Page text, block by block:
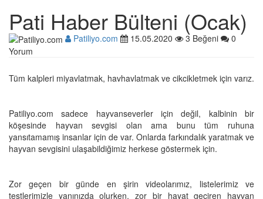
Pati Haber Bülteni (Ocak)
Patiliyo.com 15.05.2020 3 Beğeni
0
Yorum
Tüm kalpleri miyavlatmak, havhavlatmak ve cikcikletmek için varız.
Patiliyo.com sadece hayvanseverler için değil, kalbinin bir
köşesinde hayvan sevgisi olan ama bunu tüm ruhuna
yansıtamamış insanlar için de var. Onlarda farkındalık yaratmak ve
hayvan sevgisini ulaşabildiğimiz herkese göstermek için.
Zor geçen bir günde en şirin videolarımız, listelerimiz ve
testlerimizle yanınızda olurken, zor bir hayat geçiren hayvan